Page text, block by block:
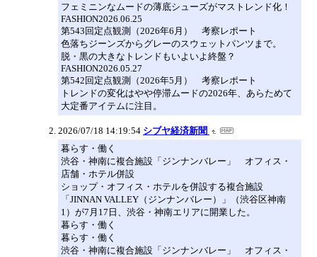
フェミニンなムードの薄底シューズがマストレンド化！
FASHION2026.06.25
第543回定点観測（2026年6月） 考察レポート
色落ちジーンズからグレーのスウェットパンツまで。
脱・黒の大きなトレンドもいよいよ終盤？
FASHION2026.05.27
第542回定点観測（2026年5月） 考察レポート
トレンドの変化はやや停滞ムードの2026年、あらためて
大定番アイテムに注目。
2026/07/18 14:19:54 シブヤ経済新聞
暮らす・働く
渋谷・神南に複合施設「ジンナンバレー」 オフィス・
店舗・ホテル併設
ショップ・オフィス・ホテルを併設する複合施設
「JINNAN VALLEY（ジンナンバレー）」（渋谷区神南
1）が7月17日、渋谷・神南エリアに開業した。
暮らす・働く
暮らす・働く
渋谷・神南に複合施設「ジンナンバレー」 オフィス・